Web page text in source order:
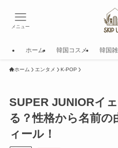
メニュー
ホーム 韓国コスメ 韓国
ホーム エンタメ K-POP
SUPER JUNIORイ
る？性格から名前の
ィール！